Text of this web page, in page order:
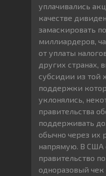
уплачивались
качестве
замаскировать
миллиардеров,
от уплаты
других
субсидии из той
поддержки
уклонялись,
правительства
поддерживать
обычно через их
напрямую. В США
правительство
одноразовый